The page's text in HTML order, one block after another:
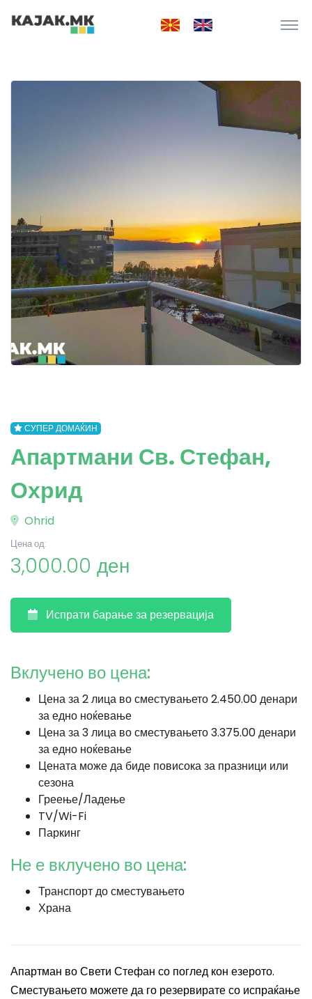
СУПЕР ДОМАЌИН
Апартмани Св. Стефан,
Охрид
Ohrid
Цена од:
3,000.00 ден
Испрати барање за резервација
Вклучено во цена:
Цена за 2 лица во сместувањето 2.450.00 денари
за едно ноќевање
Цена за 3 лица во сместувањето 3.375.00 денари
за едно ноќевање
Цената може да биде повисока за празници или
сезона
Греење/Ладење
TV/Wi-Fi
Паркинг
Не е вклучено во цена:
Транспорт до сместувањето
Храна
Апартман во Свети Стефан со поглед кон езерото.
Сместувањето можете да го резервирате со испраќање